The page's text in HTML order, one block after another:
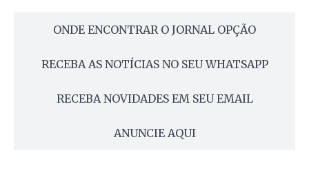
ONDE ENCONTRAR O JORNAL OPÇÃO
RECEBA AS NOTÍCIAS NO SEU WHATSAPP
RECEBA NOVIDADES EM SEU EMAIL
ANUNCIE AQUI